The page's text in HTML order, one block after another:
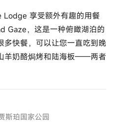
享受额外有趣的用餐
Gaze，这是一种俯瞰湖泊的
多快餐，可以让您一直吃到晚
羊奶酪焗烤和陆海板——两者
斯珀国家公园